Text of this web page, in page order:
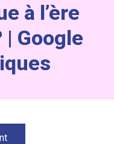
à l’ère
Google